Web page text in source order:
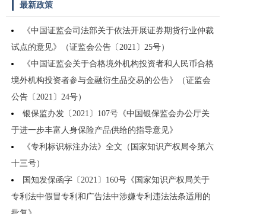
最新政策
《中国证监会司法部关于依法开展证券期货行业仲裁
试点的意见》（证监会公告〔2021〕25号）
《中国证监会关于合格境外机构投资者和人民币合格
境外机构投资者参与金融衍生品交易的公告》（证监会
公告〔2021〕24号）
银保监办发〔2021〕107号《中国银保监会办公厅关
于进一步丰富人身保险产品供给的指导意见》
《专利标识标注办法》全文（国家知识产权局令第六
十三号）
国知发保函字〔2021〕160号《国家知识产权局关于
专利法中假冒专利和广告法中涉嫌专利违法法条适用的